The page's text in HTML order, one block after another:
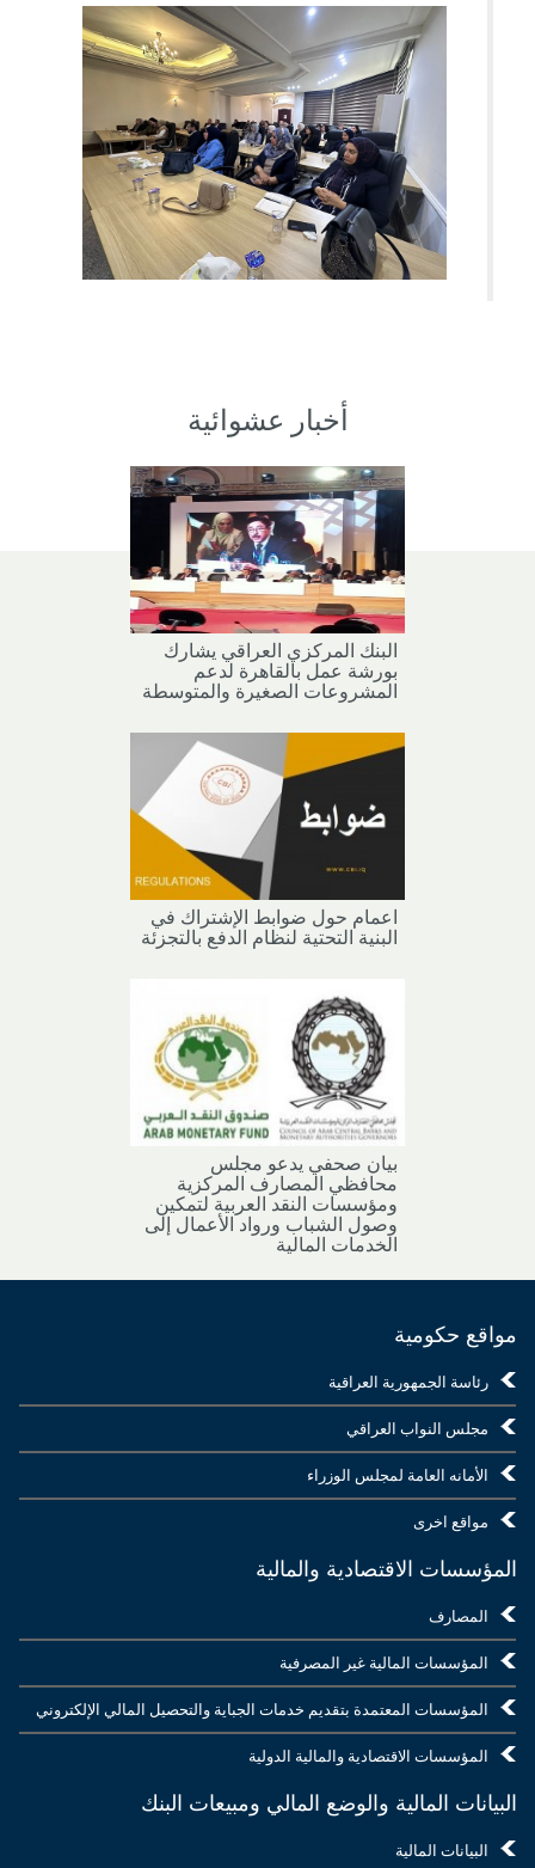
أخبار عشوائية
البنك المركزي العراقي يشارك
بورشة عمل بالقاهرة لدعم
المشروعات الصغيرة والمتوسطة
اعمام حول ضوابط الإشتراك في
البنية التحتية لنظام الدفع بالتجزئة
بيان صحفي يدعو مجلس
محافظي المصارف المركزية
ومؤسسات النقد العربية لتمكين
وصول الشباب ورواد الأعمال إلى
الخدمات المالية
مواقع حكومية
رئاسة الجمهورية العراقية
مجلس النواب العراقي
الأمانه العامة لمجلس الوزراء
مواقع اخرى
المؤسسات الاقتصادية والمالية
المصارف
المؤسسات المالية غير المصرفية
المؤسسات المعتمدة بتقديم خدمات الجباية والتحصيل المالي الإلكتروني
المؤسسات الاقتصادية والمالية الدولية
البيانات المالية والوضع المالي ومبيعات البنك
البيانات المالية